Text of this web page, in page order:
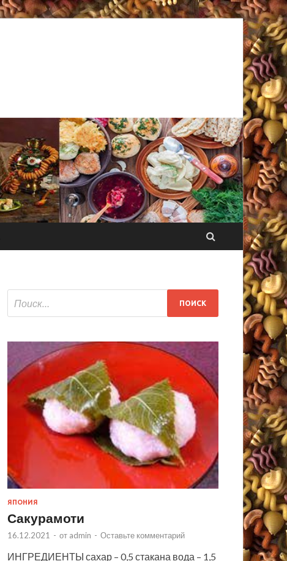
ЯПОНИЯ
Сакурамоти
16.12.2021 - от admin - Оставьте комментарий
ИНГРЕДИЕНТЫ сахар – 0,5 стакана вода – 1,5